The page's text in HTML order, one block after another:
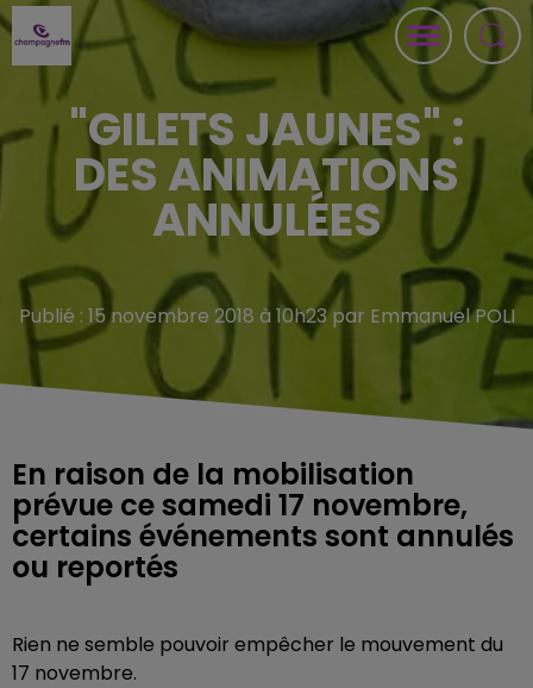
"GILETS JAUNES" :
DES ANIMATIONS
ANNULÉES
Publié : 15 novembre 2018 à 10h23 par Emmanuel POLI
En raison de la mobilisation
prévue ce samedi 17 novembre,
certains événements sont annulés
ou reportés
Rien ne semble pouvoir empêcher le mouvement du
17 novembre.